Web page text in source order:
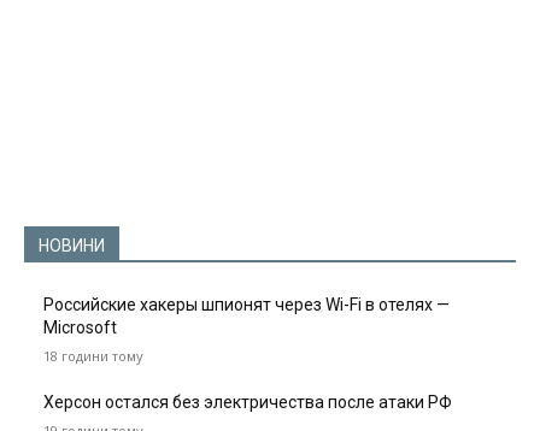
НОВИНИ
Российские хакеры шпионят через Wi-Fi в отелях —
Microsoft
18 години тому
Херсон остался без электричества после атаки РФ